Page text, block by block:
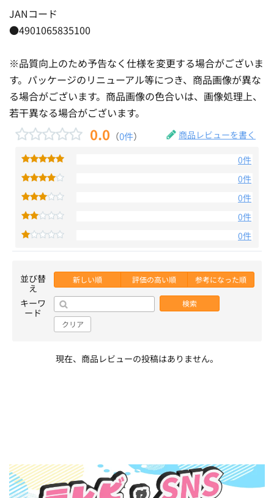
JANコード
●4901065835100
※品質向上のため予告なく仕様を変更する場合がございま
す。パッケージのリニューアル等につき、商品画像が異な
る場合がございます。商品画像の色合いは、画像処理上、
若干異なる場合がございます。
0.0 （0件） 商品レビューを書く
0件
0件
0件
0件
0件
並び替
え
新しい順 評価の高い順 参考になった順
キーワ
ード
検索
クリア
現在、商品レビューの投稿はありません。